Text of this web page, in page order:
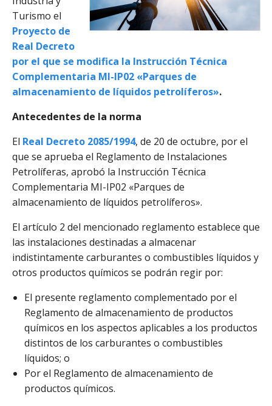
Turismo el
Proyecto de
Real Decreto
por el que se modifica la Instrucción Técnica
Complementaria MI-IP02 «Parques de
almacenamiento de líquidos petrolíferos».
Antecedentes de la norma
El Real Decreto 2085/1994, de 20 de octubre, por el
que se aprueba el Reglamento de Instalaciones
Petrolíferas, aprobó la Instrucción Técnica
Complementaria MI-IP02 «Parques de
almacenamiento de líquidos petrolíferos».
El artículo 2 del mencionado reglamento establece que
las instalaciones destinadas a almacenar
indistintamente carburantes o combustibles líquidos y
otros productos químicos se podrán regir por:
El presente reglamento complementado por el
Reglamento de almacenamiento de productos
químicos en los aspectos aplicables a los productos
distintos de los carburantes o combustibles
líquidos; o
Por el Reglamento de almacenamiento de
productos químicos.